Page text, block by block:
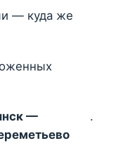
— куда же
—
.